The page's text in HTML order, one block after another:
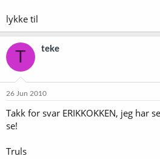
lykke til
T teke
26 Jun 2010
Takk for svar ERIKKOKKEN, jeg har
se!
Truls